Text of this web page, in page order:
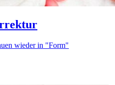
wieder in "Form"